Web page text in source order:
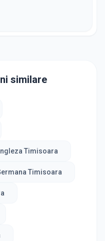
similare
Timisoara
Timisoara